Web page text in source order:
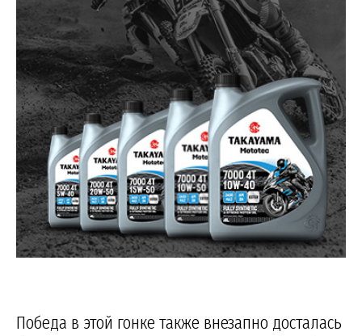
Победа в этой гонке также внезапно досталась